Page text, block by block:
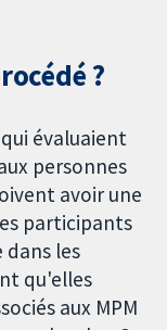
?
évaluaient
personnes
avoir une
participants
les
qu'elles
aux MPM